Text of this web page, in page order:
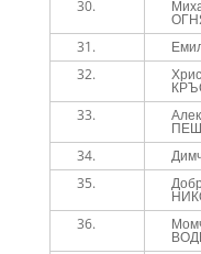
30.
31.
32.
33.
34.
35.
36.